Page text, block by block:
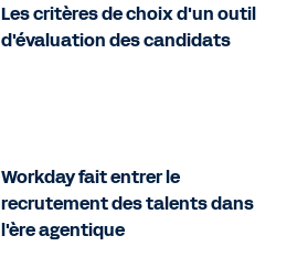
Les critères de choix d'un outil
d'évaluation des candidats
Workday fait entrer le
recrutement des talents dans
l'ère agentique